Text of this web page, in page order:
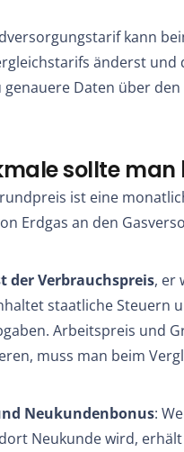
kann
änderst
Daten über
sollte
ist eine
Erdgas an den
der Verbrauchspreis, er
staatliche Steuern
Arbeitspreis und
muss man beim
Neukundenbonus:
Neukunde wird,